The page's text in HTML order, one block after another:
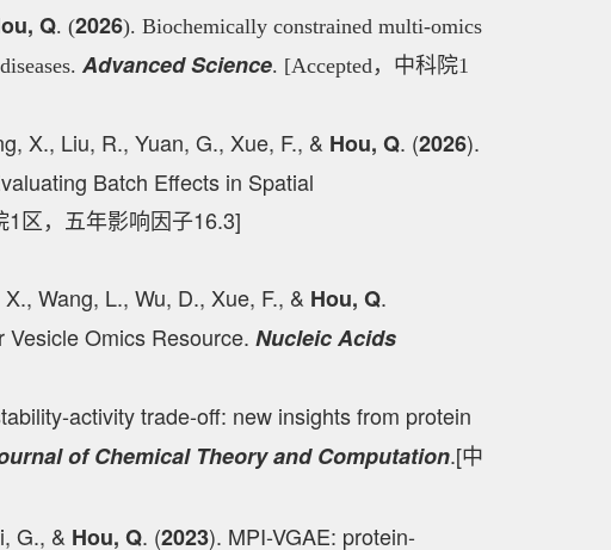
Q. (2026). Biochemically constrained multi-omics
Advanced Science. [Accepted，中科院1
X., Liu, R., Yuan, G., Xue, F., & Hou, Q. (2026).
Batch Effects in Spatial
区，五年影响因子16.3]
Wang, L., Wu, D., Xue, F., & Hou, Q.
Omics Resource. Nucleic Acids
activity trade-off: new insights from protein
of Chemical Theory and Computation.[中
G., & Hou, Q. (2023). MPI-VGAE: protein-